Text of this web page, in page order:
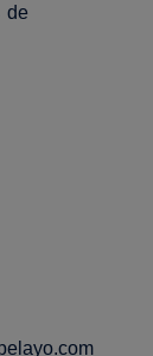
de